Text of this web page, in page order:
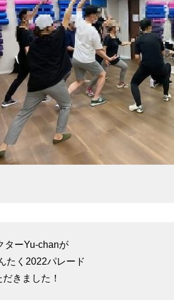
ターYu-chanが
たく2022パレード
きました！